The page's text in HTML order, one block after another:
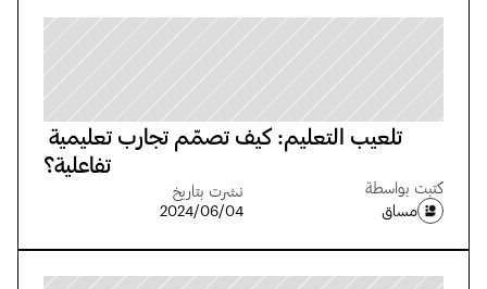
تفاعلية؟
كتبت بواسطة
مساق
نشرت بتاريخ
04‏/06‏/2024